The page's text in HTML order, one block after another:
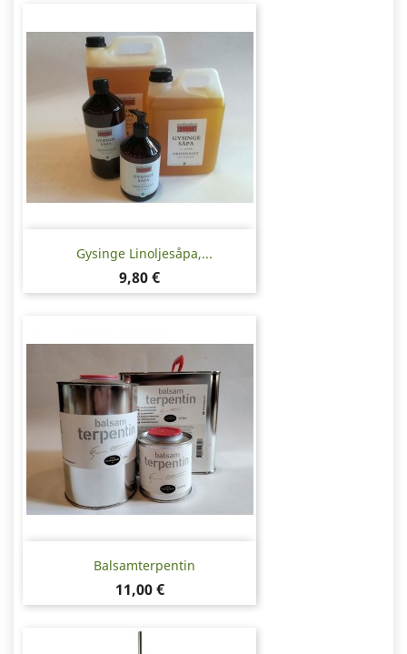
Gysinge Linoljesåpa,...
Pris
9,80 €
Balsamterpentin
Pris
11,00 €